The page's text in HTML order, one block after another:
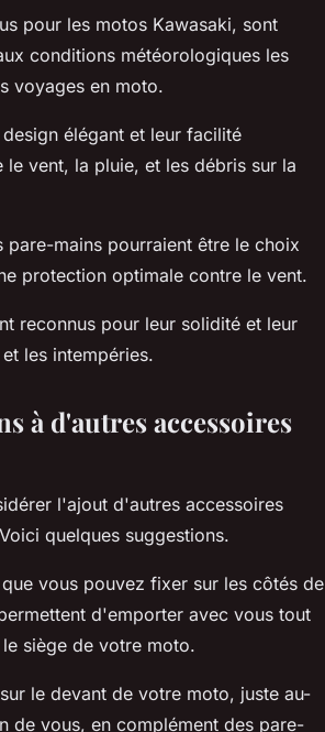
pour les motos Kawasaki, sont
conditions météorologiques les
voyages en moto.
élégant et leur facilité
vent, la pluie, et les débris sur la
pare-mains pourraient être le choix
protection optimale contre le vent.
reconnus pour leur solidité et leur
les intempéries.
à d'autres accessoires
l'ajout d'autres accessoires
quelques suggestions.
vous pouvez fixer sur les côtés de
d'emporter avec vous tout
siège de votre moto.
le devant de votre moto, juste au-
de vous, en complément des pare-